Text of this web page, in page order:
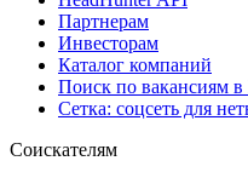
Партнерам
Инвесторам
Каталог компаний
Поиск по вакансиям в
Сетка: соцсеть для
Соискателям